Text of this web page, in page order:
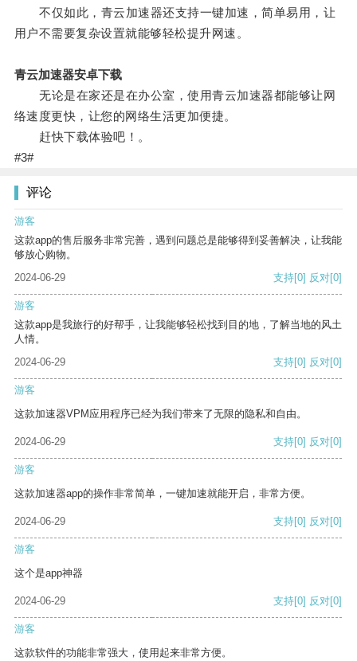
不仅如此，青云加速器还支持一键加速，简单易用，让
用户不需要复杂设置就能够轻松提升网速。
青云加速器安卓下载
无论是在家还是在办公室，使用青云加速器都能够让网
络速度更快，让您的网络生活更加便捷。
赶快下载体验吧！。
#3#
评论
游客
这款app的售后服务非常完善，遇到问题总是能够得到妥善解决，让我能
够放心购物。
2024-06-29
支持[0] 反对[0]
游客
这款app是我旅行的好帮手，让我能够轻松找到目的地，了解当地的风土
人情。
2024-06-29
支持[0] 反对[0]
游客
这款加速器VPM应用程序已经为我们带来了无限的隐私和自由。
2024-06-29 支持[0] 反对[0]
游客
这款加速器app的操作非常简单，一键加速就能开启，非常方便。
2024-06-29 支持[0] 反对[0]
游客
这个是app神器
2024-06-29 支持[0] 反对[0]
游客
这款软件的功能非常强大，使用起来非常方便。